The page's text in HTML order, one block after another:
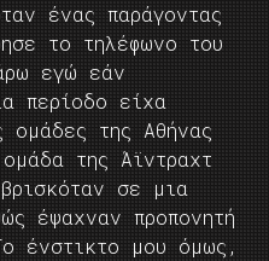
ένας παράγοντας
το τηλέφωνο του
εγώ εάν
περίοδο είχα
ομάδες της Αθήνας
της Άϊντραχτ
σε μια
έψαχναν προπονητή
ένστικτο μου όμως,